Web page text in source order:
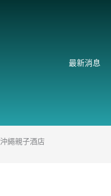
最新消息
沖繩親子酒店